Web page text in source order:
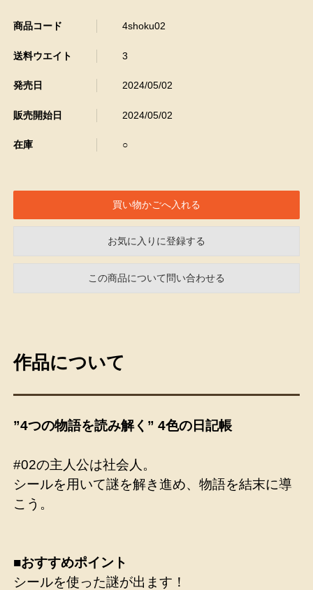
商品コード 4shoku02
送料ウエイト 3
発売日 2024/05/02
販売開始日 2024/05/02
在庫 ○
お気に入りに登録する
この商品について問い合わせる
作品について
”4つの物語を読み解く” 4色の日記帳
#02の主人公は社会人。
シールを用いて謎を解き進め、物語を結末に導
こう。
■おすすめポイント
シールを使った謎が出ます！